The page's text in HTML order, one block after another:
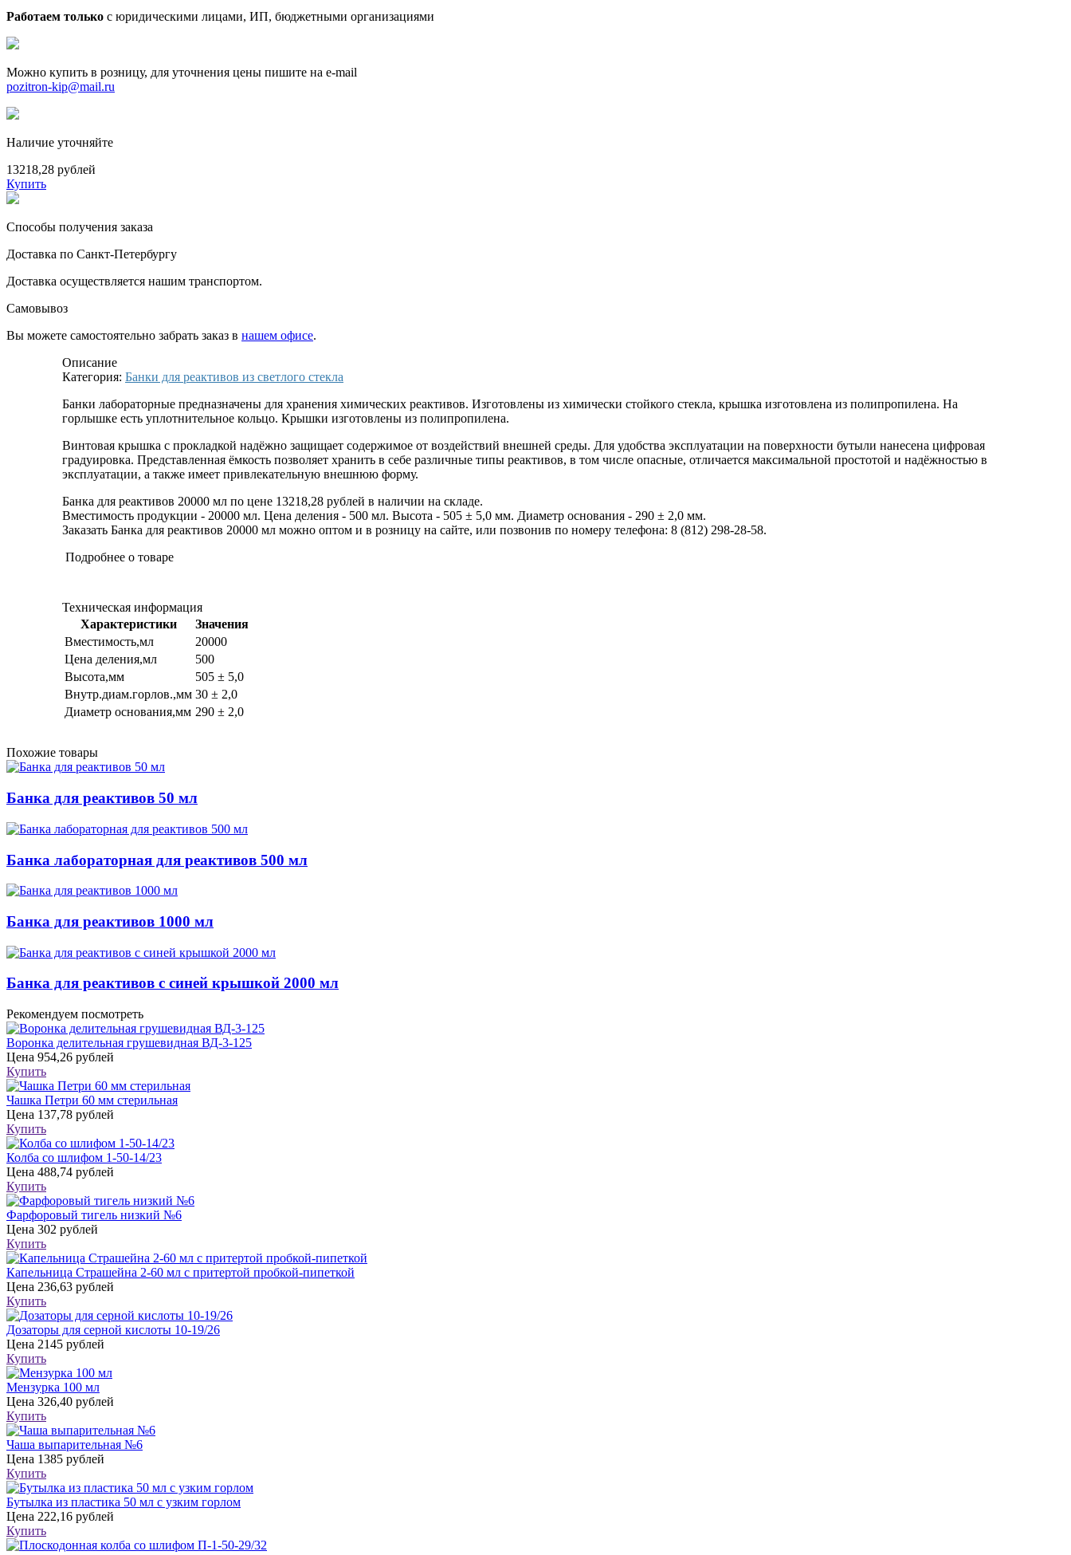
Работаем только с юридическими лицами, ИП, бюджетными организациями
Можно купить в розницу, для уточнения цены пишите на e-mail
pozitron-kip@mail.ru
Наличие уточняйте
13218,28 рублей
Купить
Способы получения заказа
Доставка по Санкт-Петербургу
Доставка осуществляется нашим транспортом.
Самовывоз
Вы можете самостоятельно забрать заказ в нашем офисе.
Описание
Категория: Банки для реактивов из светлого стекла
Банки лабораторные предназначены для хранения химических реактивов. Изготовлены из химически стойкого стекла, крышка изготовлена из полипропилена. На
горлышке есть уплотнительное кольцо. Крышки изготовлены из полипропилена.
Винтовая крышка с прокладкой надёжно защищает содержимое от воздействий внешней среды. Для удобства эксплуатации на поверхности бутыли нанесена цифровая
градуировка. Представленная ёмкость позволяет хранить в себе различные типы реактивов, в том числе опасные, отличается максимальной простотой и надёжностью в
эксплуатации, а также имеет привлекательную внешнюю форму.
Банка для реактивов 20000 мл по цене 13218,28 рублей в наличии на складе.
Вместимость продукции - 20000 мл. Цена деления - 500 мл. Высота - 505 ± 5,0 мм. Диаметр основания - 290 ± 2,0 мм.
Заказать Банка для реактивов 20000 мл можно оптом и в розницу на сайте, или позвонив по номеру телефона: 8 (812) 298-28-58.
Подробнее о товаре
Техническая информация
Характеристики
Значения
Вместимость,мл
20000
Цена деления,мл
500
Высота,мм
505 ± 5,0
Внутр.диам.горлов.,мм 30 ± 2,0
Диаметр основания,мм 290 ± 2,0
Похожие товары
Банка для реактивов 50 мл
Банка лабораторная для реактивов 500 мл
Банка для реактивов 1000 мл
Банка для реактивов с синей крышкой 2000 мл
Рекомендуем посмотреть
Воронка делительная грушевидная ВД-3-125
Цена 954,26 рублей
Купить
Чашка Петри 60 мм стерильная
Цена 137,78 рублей
Купить
Колба со шлифом 1-50-14/23
Цена 488,74 рублей
Купить
Фарфоровый тигель низкий №6
Цена 302 рублей
Купить
Капельница Страшейна 2-60 мл с притертой пробкой-пипеткой
Цена 236,63 рублей
Купить
Дозаторы для серной кислоты 10-19/26
Цена 2145 рублей
Купить
Мензурка 100 мл
Цена 326,40 рублей
Купить
Чаша выпарительная №6
Цена 1385 рублей
Купить
Бутылка из пластика 50 мл с узким горлом
Цена 222,16 рублей
Купить